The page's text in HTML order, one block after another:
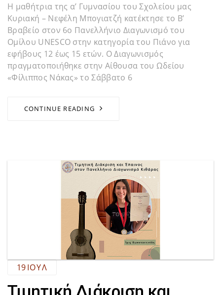
Η μαθήτρια της α’ Γυμνασίου του Σχολείου μας
Κυριακή – Νεφέλη Μπογιατζή κατέκτησε το Β’
Βραβείο στον 6ο Πανελλήνιο Διαγωνισμό του
Ομίλου UNESCO στην κατηγορία του Πιάνο για
εφήβους 12 έως 15 ετών. Ο Διαγωνισμός
πραγματοποιήθηκε στην Αίθουσα του Ωδείου
«Φίλιππος Νάκας» το Σάββατο 6
CONTINUE READING
19ΙΟΎΛ